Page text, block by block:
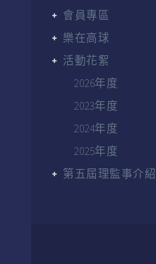
會員專區
樂在高球
活動花絮
2026年度
2023年度
2024年度
2025年度
第五屆理監事介紹